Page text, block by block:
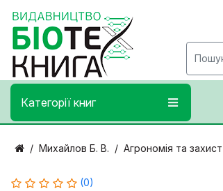
Категорії книг
Михайлов Б. В. Агрономія та
(0)